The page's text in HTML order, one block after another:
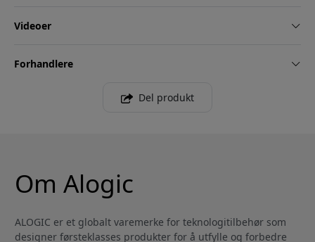
Videoer
Forhandlere
Del produkt
Om Alogic
ALOGIC er et globalt varemerke for teknologitilbehør som
designer førsteklasses produkter for å utfylle og forbedre